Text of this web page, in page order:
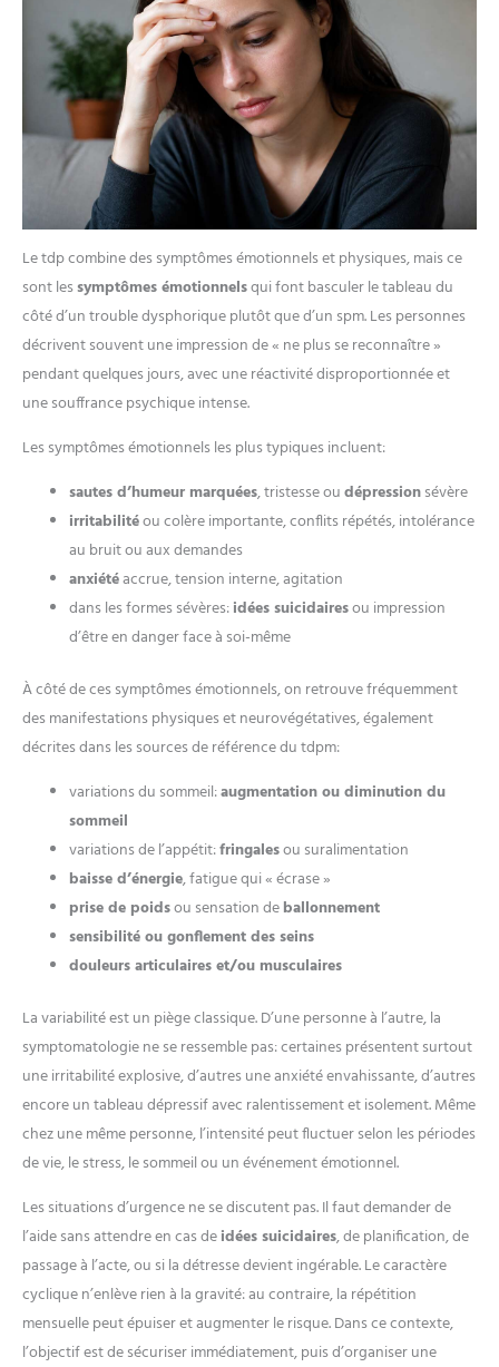
Le tdp combine des symptômes émotionnels et physiques, mais ce
sont lessymptômes émotionnelsqui font basculer le tableau du
côté d’un trouble dysphorique plutôt que d’un spm. Les personnes
décrivent souvent une impression de « ne plus se reconnaître »
pendant quelques jours, avec une réactivité disproportionnée et
une souffrance psychique intense.
Les symptômes émotionnels les plus typiques incluent:
sautes d’humeur marquées, tristesse oudépressionsévère
irritabilitéou colère importante, conflits répétés, intolérance
au bruit ou aux demandes
anxiétéaccrue, tension interne, agitation
dans les formes sévères:idées suicidairesou impression
d’être en danger face à soi-même
À côté de ces symptômes émotionnels, on retrouve fréquemment
des manifestations physiques et neurovégétatives, également
décrites dans les sources de référence du tdpm:
variations du sommeil:augmentation ou diminution du
sommeil
variations de l’appétit:fringalesou suralimentation
baisse d’énergie, fatigue qui « écrase »
prise de poidsou sensation deballonnement
sensibilité ou gonflement des seins
douleurs articulaires et/ou musculaires
La variabilité est un piège classique. D’une personne à l’autre, la
symptomatologie ne se ressemble pas: certaines présentent surtout
une irritabilité explosive, d’autres une anxiété envahissante, d’autres
encore un tableau dépressif avec ralentissement et isolement. Même
chez une même personne, l’intensité peut fluctuer selon les périodes
de vie, le stress, le sommeil ou un événement émotionnel.
Les situations d’urgence ne se discutent pas. Il faut demander de
l’aide sans attendre en cas deidées suicidaires, de planification, de
passage à l’acte, ou si la détresse devient ingérable. Le caractère
cyclique n’enlève rien à la gravité: au contraire, la répétition
mensuelle peut épuiser et augmenter le risque. Dans ce contexte,
l’objectif est de sécuriser immédiatement, puis d’organiser une